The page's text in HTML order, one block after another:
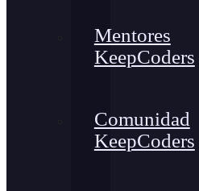
Mentores
KeepCoders
Comunidad
KeepCoders